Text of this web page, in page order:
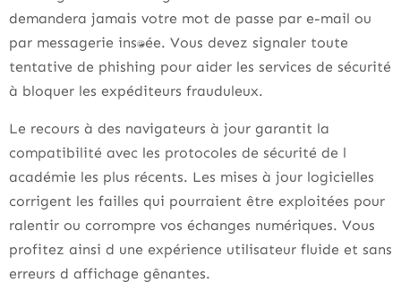
demandera jamais votre mot de passe par e-mail ou
par messagerie instantanée. Vous devez signaler toute
tentative de phishing pour aider les services de sécurité
à bloquer les expéditeurs frauduleux.
Le recours à des navigateurs à jour garantit la
compatibilité avec les protocoles de sécurité de l
académie les plus récents. Les mises à jour logicielles
corrigent les failles qui pourraient être exploitées pour
ralentir ou corrompre vos échanges numériques. Vous
profitez ainsi d une expérience utilisateur fluide et sans
erreurs d affichage gênantes.